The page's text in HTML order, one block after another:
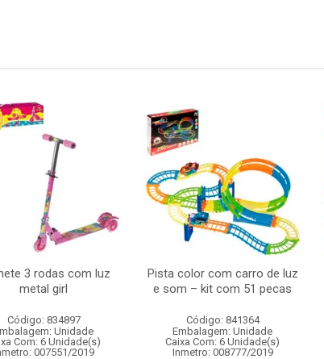
3 rodas com luz
metal girl
Código: 834897
Unidade
Com: 6 Unidade(s)
007551/2019
Pista color com carro de luz
e som – kit com 51 pecas
Código: 841364
Embalagem: Unidade
Caixa Com: 6 Unidade(s)
Inmetro: 008777/2019